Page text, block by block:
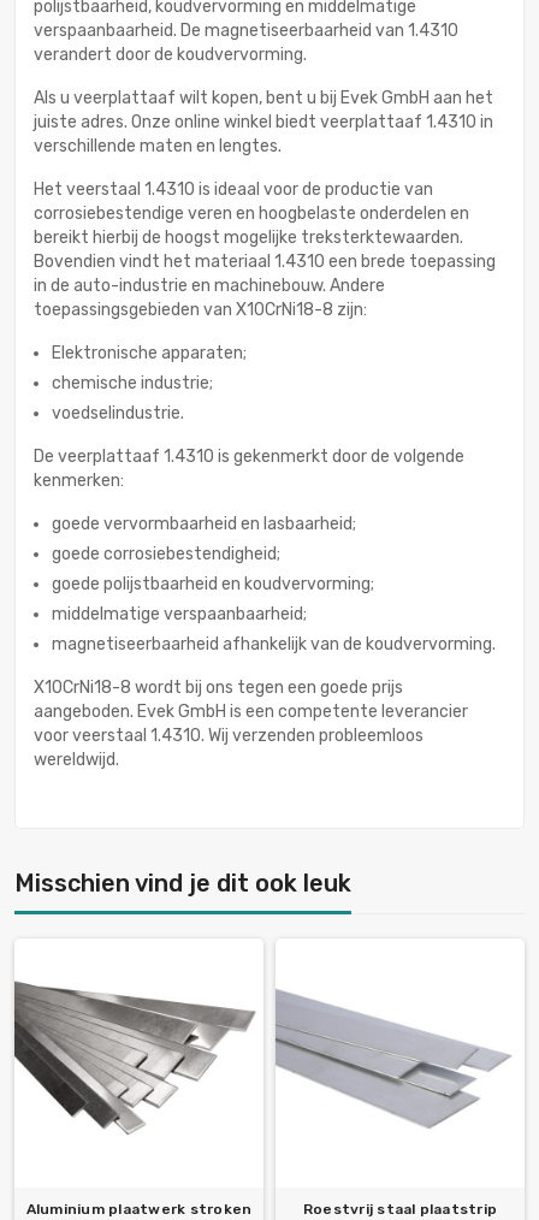
polijstbaarheid, koudvervorming en middelmatige
verspaanbaarheid. De magnetiseerbaarheid van 1.4310
verandert door de koudvervorming.
Als u veerplattaaf wilt kopen, bent u bij Evek GmbH aan het
juiste adres. Onze online winkel biedt veerplattaaf 1.4310 in
verschillende maten en lengtes.
Het veerstaal 1.4310 is ideaal voor de productie van
corrosiebestendige veren en hoogbelaste onderdelen en
bereikt hierbij de hoogst mogelijke treksterktewaarden.
Bovendien vindt het materiaal 1.4310 een brede toepassing
in de auto-industrie en machinebouw. Andere
toepassingsgebieden van X10CrNi18-8 zijn:
Elektronische apparaten;
chemische industrie;
voedselindustrie.
De veerplattaaf 1.4310 is gekenmerkt door de volgende
kenmerken:
goede vervormbaarheid en lasbaarheid;
goede corrosiebestendigheid;
goede polijstbaarheid en koudvervorming;
middelmatige verspaanbaarheid;
magnetiseerbaarheid afhankelijk van de koudvervorming.
X10CrNi18-8 wordt bij ons tegen een goede prijs
aangeboden. Evek GmbH is een competente leverancier
voor veerstaal 1.4310. Wij verzenden probleemloos
wereldwijd.
Misschien vind je dit ook leuk
Aluminium plaatwerk stroken
Roestvrij staal plaatstrip